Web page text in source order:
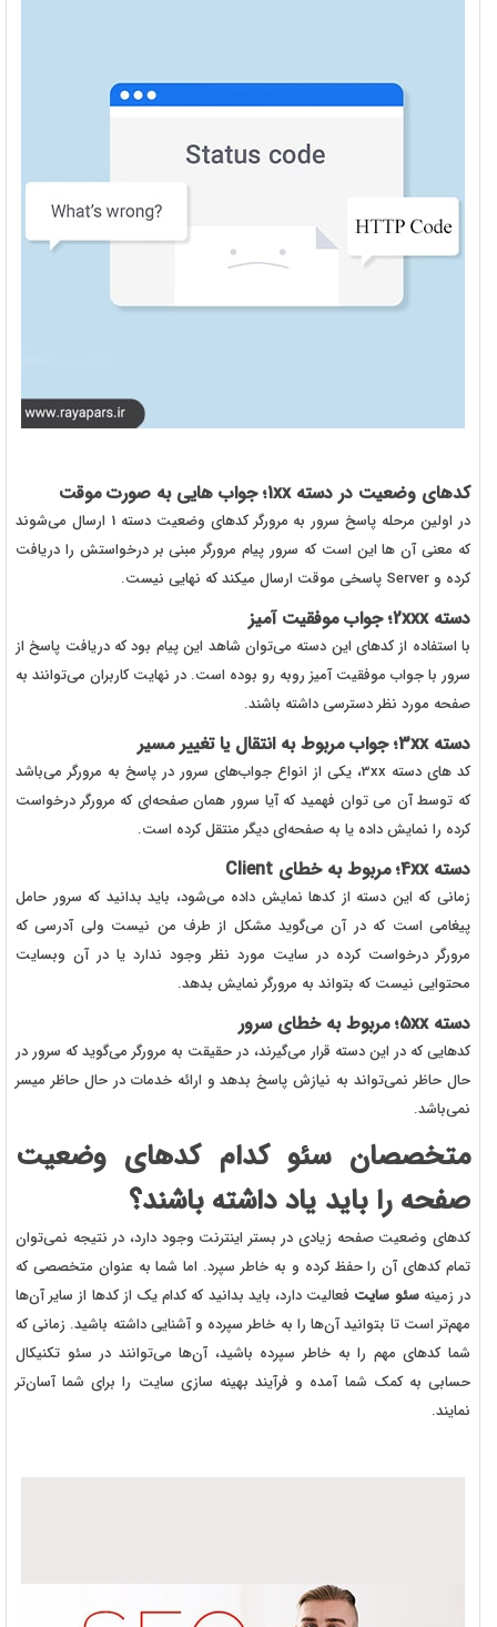
کدهای وضعیت در دسته 1xx؛ جواب هایی به صورت موقت
در اولین مرحله پاسخ سرور به مرورگر کدهای وضعیت دسته 1 ارسال می‌شوند
که معنی آن ها این است که سرور پیام مرورگر مبنی بر درخواستش را دریافت
کرده و Server پاسخی موقت ارسال میکند که نهایی نیست.
دسته 2xxx؛ جواب موفقیت آمیز
با استفاده از کدهای این دسته می‌توان شاهد این پیام بود که دریافت پاسخ از
سرور با جواب موفقیت آمیز روبه رو بوده است. در نهایت کاربران می‌توانند به
صفحه مورد نظر دسترسی داشته باشند.
دسته 3xx؛ جواب مربوط به انتقال یا تغییر مسیر
کد های دسته 3xx، یکی از انواع جواب‌های سرور در پاسخ به مرورگر می‌باشد
که توسط آن می توان فهمید که آیا سرور همان صفحه‌ای که مرورگر درخواست
کرده را نمایش داده یا به صفحه‌ای دیگر منتقل کرده است.
دسته 4xx؛ مربوط به خطای Client
زمانی که این دسته از کدها نمایش داده می‌شود، باید بدانید که سرور حامل
پیغامی است که در آن می‌گوید مشکل از طرف من نیست ولی آدرسی که
مرورگر درخواست کرده در سایت مورد نظر وجود ندارد یا در آن وبسایت
محتوایی نیست که بتواند به مرورگر نمایش بدهد.
دسته 5xx؛ مربوط به خطای سرور
کدهایی که در این دسته قرار می‌گیرند، در حقیقت به مرورگر می‌گوید که سرور در
حال حاظر نمی‌تواند به نیازش پاسخ بدهد و ارائه خدمات در حال حاظر میسر
نمی‌باشد.
متخصصان سئو کدام کدهای وضعیت
صفحه را باید یاد داشته باشند؟
کدهای وضعیت صفحه زیادی در بستر اینترنت وجود دارد، در نتیجه نمی‌توان
تمام کدهای آن را حفظ کرده و به خاطر سپرد. اما شما به عنوان متخصصی که
در زمینهسئو سایت فعالیت دارد، باید بدانید که کدام یک از کدها از سایر آن‌ها
مهم‌تر است تا بتوانید آن‌ها را به خاطر سپرده و آشنایی داشته باشید. زمانی که
شما کدهای مهم را به خاطر سپرده باشید، آن‌ها می‌توانند در سئو تکنیکال
حسابی به کمک شما آمده و فرآیند بهینه سازی سایت را برای شما آسان‌تر
نمایند.‌